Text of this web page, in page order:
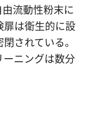
流動性粉末に
扉は衛生的に設
閉されている。
ーニングは数分